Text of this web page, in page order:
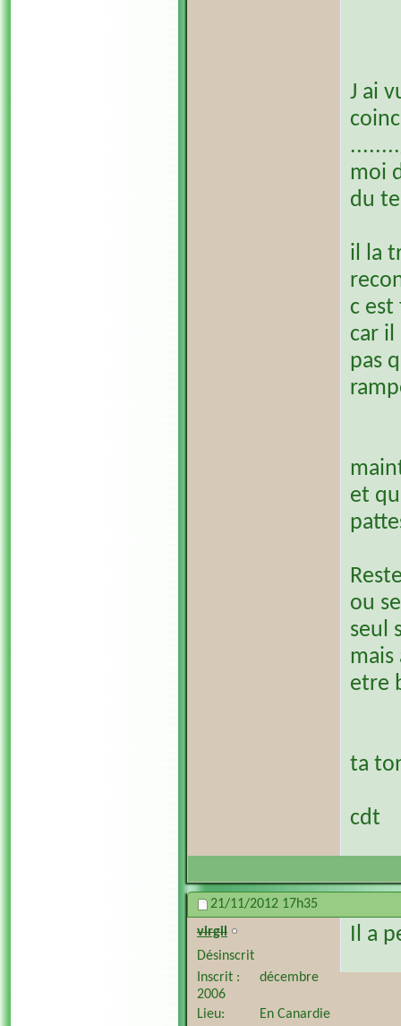
J ai
moi
du
il la
c est
car il
pas
et
ou
seul
mais
etre
ta
cdt
21/11/2012 17h35
virgil
Désinscrit
Inscrit
décembre
2006
Lieu
En Canardie
Il a